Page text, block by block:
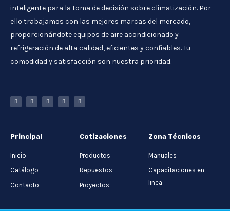
inteligente para la toma de decisión sobre climatización. Por
ello trabajamos con las mejores marcas del mercado,
proporcionándote equipos de aire acondicionado y
refrigeración de alta calidad, eficientes y confiables. Tu
comodidad y satisfacción son nuestra prioridad.
Principal
Inicio
Catálogo
Contacto
Cotizaciones
Productos
Repuestos
Proyectos
Zona Técnicos
Manuales
Capacitaciones en
linea